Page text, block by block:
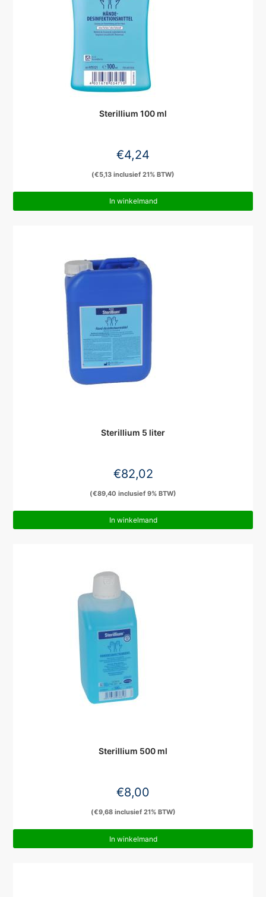
Sterillium 100 ml
€4,24
(€5,13 inclusief 21% BTW)
In winkelmand
Sterillium 5 liter
€82,02
(€89,40 inclusief 9% BTW)
In winkelmand
Sterillium 500 ml
€8,00
(€9,68inclusief 21% BTW)
In winkelmand